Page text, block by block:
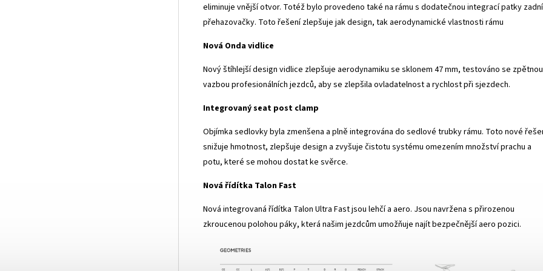
eliminuje vnější otvor. Totéž bylo provedeno také na rámu s dodatečnou integrací patky zadní
přehazovačky. Toto řešení zlepšuje jak design, tak aerodynamické vlastnosti rámu
Nová Onda vidlice
Nový štíhlejší design vidlice zlepšuje aerodynamiku se sklonem 47 mm, testováno se zpětnou
vazbou profesionálních jezdců, aby se zlepšila ovladatelnost a rychlost při sjezdech.
Integrovaný seat post clamp
Objímka sedlovky byla zmenšena a plně integrována do sedlové trubky rámu. Toto nové
snižuje hmotnost, zlepšuje design a zvyšuje čistotu systému omezením množství prachu a
potu, které se mohou dostat ke svěrce.
Nová řídítka Talon Fast
Nová integrovaná řídítka Talon Ultra Fast jsou lehčí a aero. Jsou navržena s přirozenou
zkroucenou polohou páky, která našim jezdcům umožňuje najít bezpečnější aero pozici.